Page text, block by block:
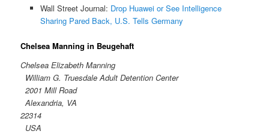
Wall Street Journal: Drop Huawei or See Intelligence
Sharing Pared Back, U.S. Tells Germany
Chelsea Manning in Beugehaft
Chelsea Elizabeth Manning
William G. Truesdale Adult Detention Center
2001 Mill Road
Alexandria, VA
22314
USA